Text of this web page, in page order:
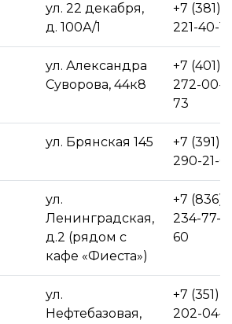
ул. 22 декабря,
д. 100А/1
+7 (381)
221-40-18
ул. Александра
Суворова, 44к8
+7 (401)
272-00-
73
ул. Брянская 145
+7 (391)
290-21-
ул.
Ленинградская,
д.2 (рядом с
кафе «Фиеста»)
+7 (836)
234-77-
60
ул.
Нефтебазовая,
+7 (351)
202-04-